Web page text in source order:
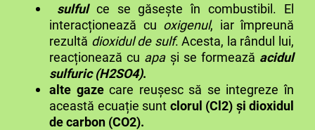
sulfulce se găsește în combustibil. El
interacționează cu oxigenul, iar împreună
rezultă dioxidul de sulf. Acesta, la rândul lui,
reacționează cu apași se formează acidul
sulfuric (H2SO4).
alte gazecare reușesc să se integreze în
această ecuație sunt clorul (Cl2) și dioxidul
de carbon (CO2).